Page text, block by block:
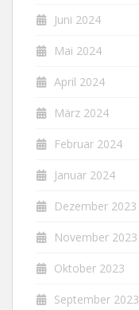
Juni 2024
Mai 2024
April 2024
März 2024
Februar 2024
Januar 2024
Dezember 2023
November 2023
Oktober 2023
September 2023